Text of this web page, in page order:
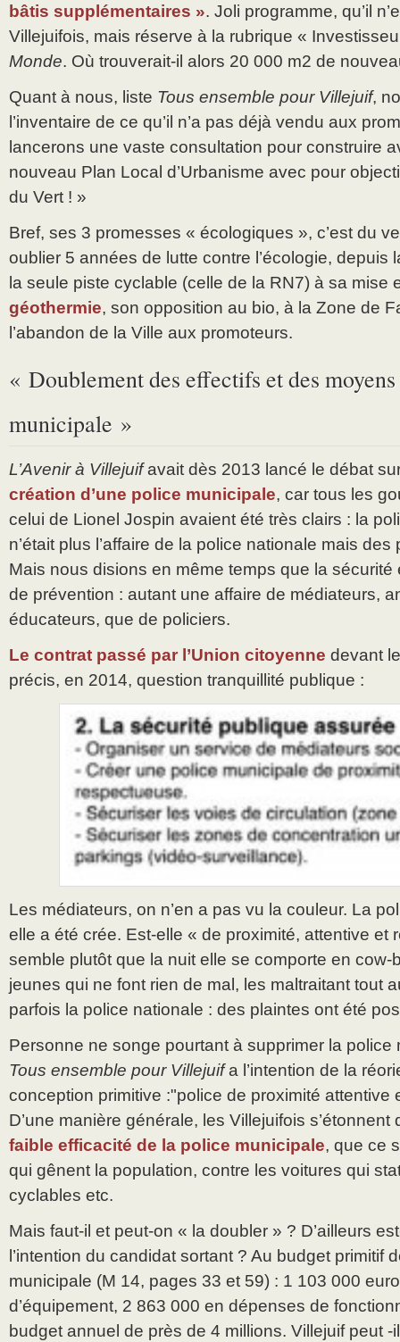
bâtis supplémentaires ». Joli programme, qu’il
Villejuifois, mais réserve à la rubrique «
Monde. Où trouverait-il alors 20 000 m2 de
Quant à nous, liste Tous ensemble pour Villejuif,
l’inventaire de ce qu’il n’a pas déjà vendu aux
lancerons une vaste consultation pour construire
nouveau Plan Local d’Urbanisme avec pour
du Vert ! »
Bref, ses 3 promesses « écologiques », c’est du
oublier 5 années de lutte contre l’écologie, depuis
la seule piste cyclable (celle de la RN7) à sa mise
géothermie, son opposition au bio, à la Zone de
l’abandon de la Ville aux promoteurs.
« Doublement des effectifs et des
municipale »
L’Avenir à Villejuifavait dès 2013 lancé le débat
création d’une police municipale, car tous les
celui de Lionel Jospin avaient été très clairs : la
n’était plus l’affaire de la police nationale mais
Mais nous disions en même temps que la sécurité
de prévention : autant une affaire de médiateurs,
éducateurs, que de policiers.
Le contrat passé par l’Union citoyenne devant
précis, en 2014, question tranquillité publique :
Les médiateurs, on n’en a pas vu la couleur. La
elle a été crée. Est-elle « de proximité, attentive et
semble plutôt que la nuit elle se comporte en
jeunes qui ne font rien de mal, les maltraitant tout
parfois la police nationale : des plaintes ont été
Personne ne songe pourtant à supprimer la police
Tous ensemble pour Villejuifa l’intention de la
conception primitive :"police de proximité attentive
D’une manière générale, les Villejuifois s’étonnent
faible efficacité de la police municipale, que ce
qui gênent la population, contre les voitures qui
cyclables etc.
Mais faut-il et peut-on « la doubler » ? D’ailleurs
l’intention du candidat sortant ? Au budget primitif
municipale (M 14, pages 33 et 59) : 1 103 000
d’équipement, 2 863 000 en dépenses de
budget annuel de près de 4 millions. Villejuif peut